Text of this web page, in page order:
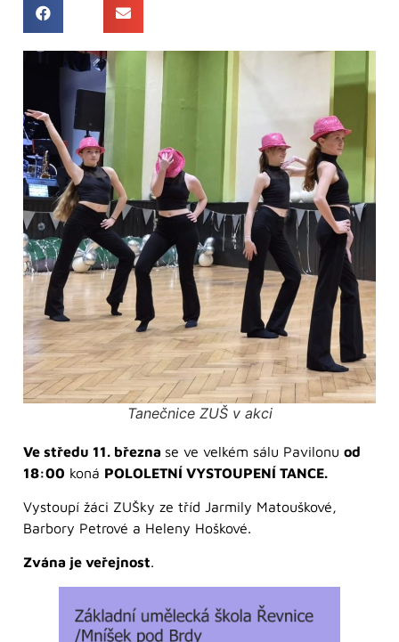
Tanečnice ZUŠ v akci
Ve středu 11. března se ve velkém sálu Pavilonu od
18:00 koná POLOLETNÍ VYSTOUPENÍ TANCE.
Vystoupí žáci ZUŠky ze tříd Jarmily Matouškové,
Barbory Petrové a Heleny Hoškové.
Zvána je veřejnost.